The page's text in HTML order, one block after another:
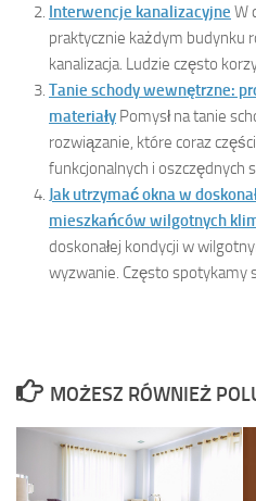
Interwencje kanalizacyjne W
praktycznie każdym budynku
kanalizacja. Ludzie często
Tanie schody wewnętrzne:
materiały Pomysł na tanie
rozwiązanie, które coraz
funkcjonalnych i oszczędnych
Jak utrzymać okna w
mieszkańców wilgotnych
doskonałej kondycji w
wyzwanie. Często spotykamy
MOŻESZ RÓWNIEŻ